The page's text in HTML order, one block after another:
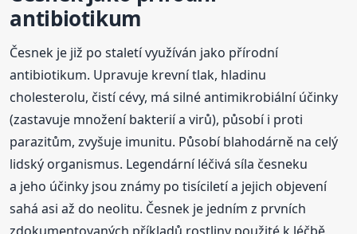
antibiotikum
Česnek je již po staletí využíván jako přírodní
antibiotikum. Upravuje krevní tlak, hladinu
cholesterolu, čistí cévy, má silné antimikrobiální účinky
(zastavuje množení bakterií a virů), působí i proti
parazitům, zvyšuje imunitu. Působí blahodárně na celý
lidský organismus. Legendární léčivá síla česneku
a jeho účinky jsou známy po tisíciletí a jejich objevení
sahá asi až do neolitu. Česnek je jedním z prvních